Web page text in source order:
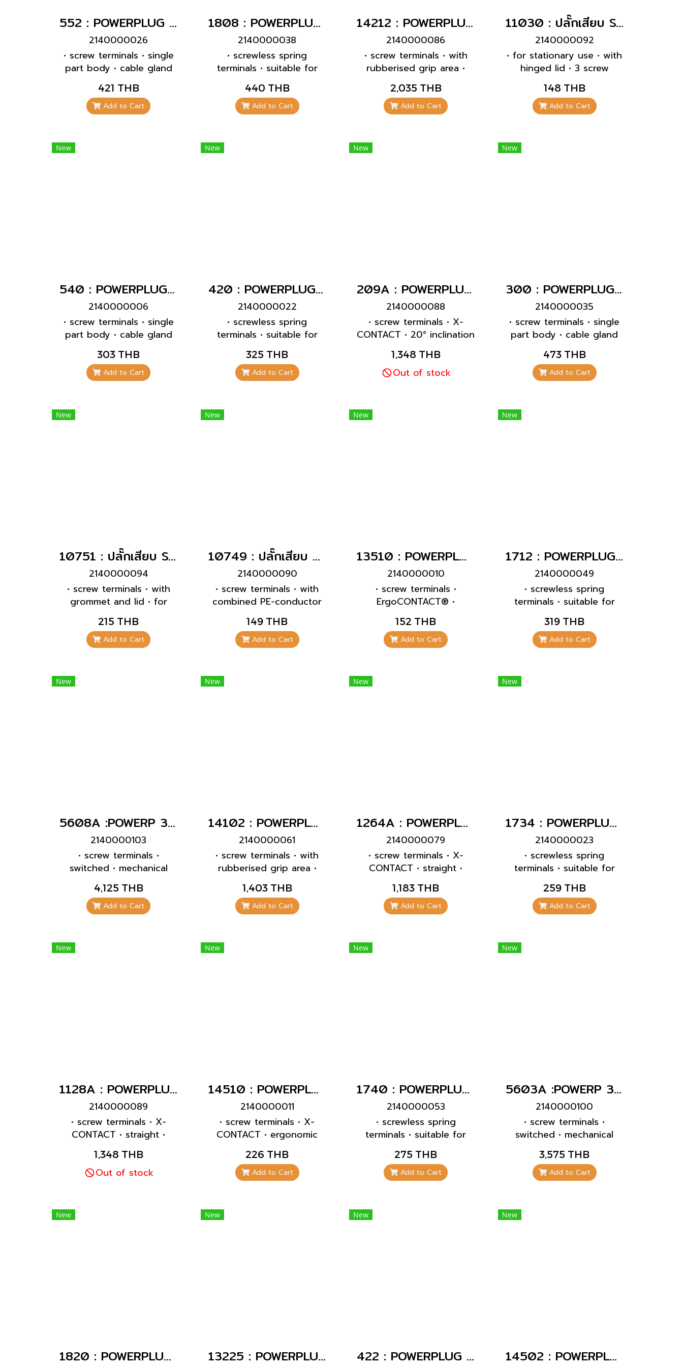
552 : POWERPLUG 2P+E 32A230Vเมียกลางทาง(IP67)
2140000026
• screw terminals • single
part body • cable gland
and sealing • strain relief
and protection against
kinking
421 THB
Add to Cart
1808 : POWERPLUG 3P+N+E 32A400Vเมียฝังเฉียง(IP67)
2140000038
• screwless spring
terminals • suitable for
through wiring • 20°
inclination • receptacles
are designed for adding
an auxiliary contact
440 THB
Add to Cart
14212 : POWERPLUG 3P+N+E 63A400Vเมียกลางทาง(IP67)
2140000086
• screw terminals • with
rubberised grip area •
frame terminals • X-
CONTACT • cable gland
and sealing • strain relief
and protection against
thread lock • two safety
slides • products with
2,035 THB
Add to Cart
11030 : ปลั๊กเสียบ SCHUKO สีเทา เมียฝัง(16A)
2140000092
• for stationary use • with
hinged lid • 3 screw
terminals as connecting
terminals for 1.5 – 2.5
mm²
148 THB
Add to Cart
New
540 : POWERPLUG 2P+E 16A230Vเมียกลางทาง(IP67)
2140000006
• screw terminals • single
part body • cable gland
and sealing • strain relief
and protection against
kinking
303 THB
Add to Cart
New
420 : POWERPLUG 2P+E 32A230Vเมียติดผนัง(IP44)
2140000022
• screwless spring
terminals • suitable for
through wiring • internal
fixing • enclosure base
can be turned 180° •
receptacles are designed
325 THB
Add to Cart
New
209A : POWERPLUG 3P+N+E 63A400Vเมียฝังเฉียง(IP67)
2140000088
• screw terminals • X-
CONTACT • 20° inclination
• receptacles with pilot
contact: part no. + index
P
1,348 THB
Out of stock
New
300 : POWERPLUG 3P+N+E 32A400Vผู้(IP67)
2140000035
• screw terminals • single
part body • cable gland
and sealing • strain relief
and protection against
kinking
473 THB
Add to Cart
New
10751 : ปลั๊กเสียบ SCHUKO สีเทา เมียกลางทาง(16A)
2140000094
• screw terminals • with
grommet and lid • for
cables up to 3 x 2.5 mm²,
up to H07RN-F
215 THB
Add to Cart
New
10749 : ปลั๊กเสียบ SCHUKO สีเทา ผู้(16A)
2140000090
• screw terminals • with
combined PE-conductor
acc. to german and
french-belgian standard •
with grommet • for cables
up to 3 x 2.5 mm², up to
149 THB
Add to Cart
New
13510 : POWERPLUG 3P+N+E 16A400Vผู้(IP44)
2140000010
• screw terminals •
ErgoCONTACT® •
ergonomic enclosure
design with nubbed grip
areas • rubberised cable
gland with sealing • strain
against kinking • thread
lock and safety slid • area
152 THB
Add to Cart
New
1712 : POWERPLUG 3P+E 16A400Vเมียฝัง(IP67)
2140000049
• screwless spring
terminals • suitable for
through wiring • straight •
blanking flange to close
unused apertures part
no. 41419
319 THB
Add to Cart
New
5608A :POWERP 3P+N+E 32A400VเมียติดผนังInterlock
2140000103
• screw terminals •
switched • mechanical
DUO-interlock •
receptacles can be
padlocked
4,125 THB
Add to Cart
New
14102 : POWERPLUG 2P+E 63A230Vเมียกลางทาง(IP44)
2140000061
• screw terminals • with
rubberised grip area •
frame terminals • X-
CONTACT • highly heat
resistant contact carrier •
cable gland and sealing •
protection against kinking
• enclosure with thread
1,403 THB
Add to Cart
New
1264A : POWERPLUG 2P+E 63A230Vเมียฝัง(IP67)
2140000079
• screw terminals • X-
CONTACT • straight •
receptacles with pilot
contact: part no. + index
P
1,183 THB
Add to Cart
New
1734 : POWERPLUG 2P+E 32A230Vเมียฝังเฉียง(IP44)
2140000023
• screwless spring
terminals • suitable for
through wiring • 20°
inclination • 32 A
receptacles are designed
for adding an auxiliary
259 THB
Add to Cart
New
1128A : POWERPLUG 3P+N+E 63A400Vเมียฝัง(IP67)
2140000089
• screw terminals • X-
CONTACT • straight •
receptacles with pilot
contact: part no. + index
P
1,348 THB
Out of stock
New
14510 : POWERPLUG 3P+N+E 16A400Vเมียกลางทาง(IP44)
2140000011
• screw terminals • X-
CONTACT • ergonomic
enclosure design with
nubbed grip areas •
rubberised cable gland
with sealing • strain relief
kinking • thread lock and
safety slid • area for self-
226 THB
Add to Cart
New
1740 : POWERPLUG 3P+E 32A400Vเมียฝังเฉียง(IP44)
2140000053
• screwless spring
terminals • suitable for
through wiring • 20°
inclination • 32 A
receptacles are designed
for adding an auxiliary
275 THB
Add to Cart
New
5603A :POWERP 3P+N+E 16A400VเมียติดผนังInterlock
2140000100
• screw terminals •
switched • mechanical
DUO-interlock •
receptacles can be
padlocked
3,575 THB
Add to Cart
New
1820 : POWERPLUG 3P+N+E 32A400Vเมียฝัง(IP67)
New
13225 : POWERPLUG 3P+N+E 125A400Vผู้(IP67)
New
422 : POWERPLUG 3P+N+E 32A400Vเมียลอย(IP44)
New
14502 : POWERPLUG 2P+E 16A230Vเมียกลางทาง(IP44)